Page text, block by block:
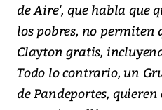
de Aire', que habla que
los pobres, no permiten
Clayton gratis,
Todo lo contrario, un
de Pandeportes,